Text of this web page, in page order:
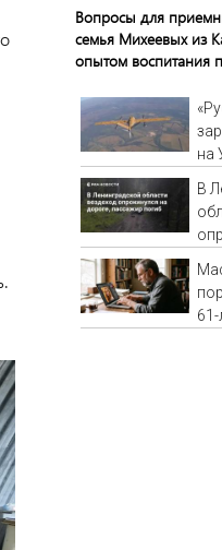
Вопросы для
семья Михеевых из
опытом воспитания
на
В
61-